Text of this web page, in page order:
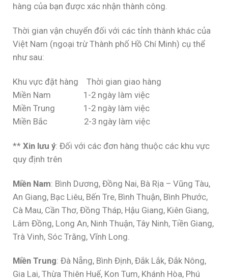
hàng của bạn được xác nhận thành công.
Thời gian vận chuyển đối với các tỉnh thành khác của
Việt Nam (ngoại trừ Thành phố Hồ Chí Minh) cụ thể
như sau:
Khu vực đặt hàng Thời gian giao hàng
Miền Nam 1-2 ngày làm việc
Miền Trung 1-2 ngày làm việc
Miền Bắc 2-3 ngày làm việc
** Xin lưu ý: Đối với các đơn hàng thuộc các khu vực
quy định trên
Miền Nam: Bình Dương, Đồng Nai, Bà Rịa – Vũng Tàu,
An Giang, Bạc Liêu, Bến Tre, Bình Thuận, Bình Phước,
Cà Mau, Cần Thơ, Đồng Tháp, Hậu Giang, Kiên Giang,
Lâm Đồng, Long An, Ninh Thuận, Tây Ninh, Tiền Giang,
Trà Vinh, Sóc Trăng, Vĩnh Long.
Miền Trung: Đà Nẵng, Bình Định, Đắk Lắk, Đắk Nông,
Gia Lai, Thừa Thiên Huế, Kon Tum, Khánh Hòa, Phú